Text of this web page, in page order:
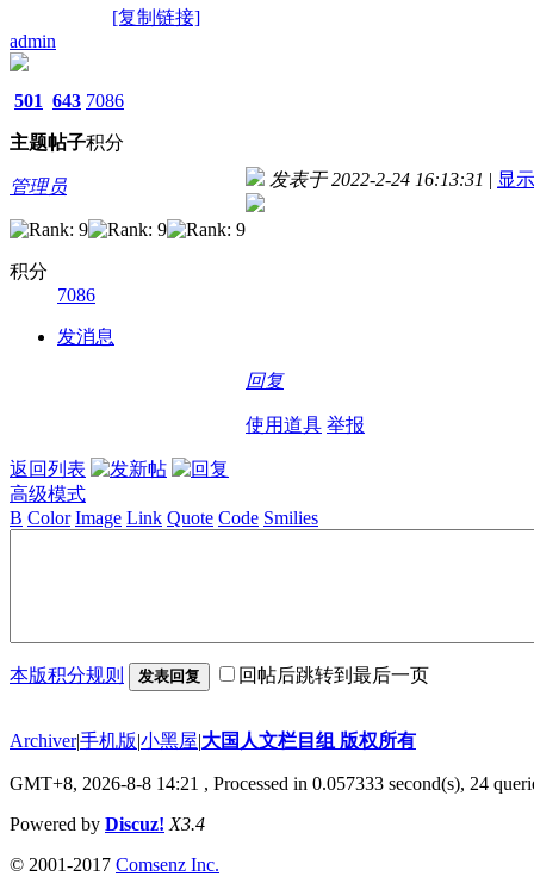
[复制链接]
admin
501
主题
643
帖子
7086
积分
管理员
积分
7086
发消息
发表于 2022-2-24 16:13:31 | 显
回复
使用道具 举报
返回列表
高级模式
B Color Image Link Quote Code Smilies
本版积分规则 发表回复 回帖后跳转到最后一页
Archiver|手机版|小黑屋|大国人文栏目组 版权所有
GMT+8, 2026-8-8 14:21 , Processed in 0.057333 second(s), 24
Powered by Discuz! X3.4
© 2001-2017 Comsenz Inc.